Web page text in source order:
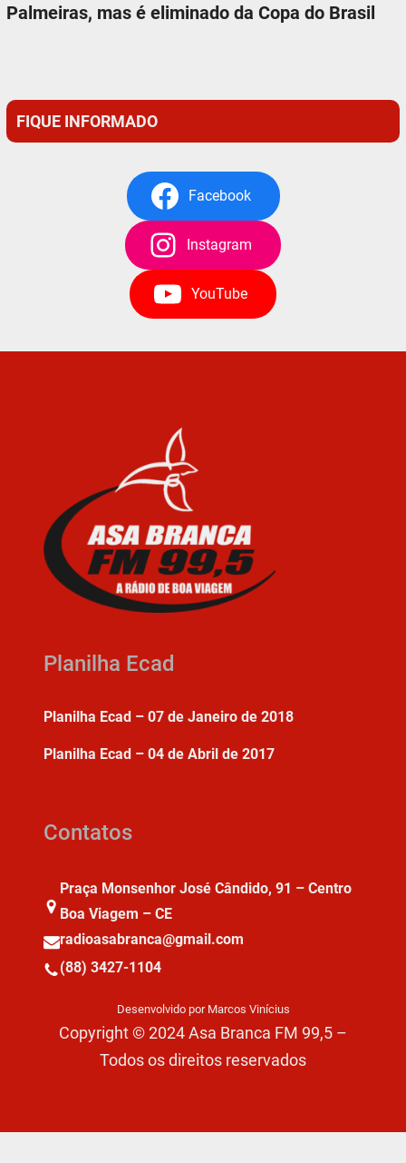
Palmeiras, mas é eliminado da Copa do Brasil
FIQUE INFORMADO
Facebook
Instagram
YouTube
Planilha Ecad
Planilha Ecad – 07 de Janeiro de 2018
Planilha Ecad – 04 de Abril de 2017
Contatos
Praça Monsenhor José Cândido, 91 – Centro
Boa Viagem – CE
radioasabranca@gmail.com
(88) 3427-1104
Desenvolvido por Marcos Vinícius
Copyright © 2024 Asa Branca FM 99,5 –
Todos os direitos reservados